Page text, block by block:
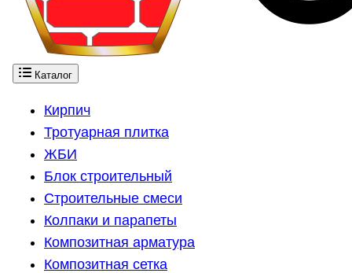
Каталог
Кирпич
Тротуарная плитка
ЖБИ
Блок строительный
Строительные смеси
Колпаки и парапеты
Композитная арматура
Композитная сетка